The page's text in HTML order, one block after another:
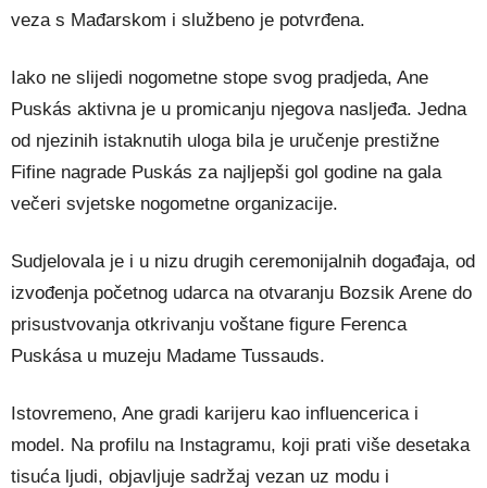
veza s Mađarskom i službeno je potvrđena.
Iako ne slijedi nogometne stope svog pradjeda, Ane
Puskás aktivna je u promicanju njegova nasljeđa. Jedna
od njezinih istaknutih uloga bila je uručenje prestižne
Fifine nagrade Puskás za najljepši gol godine na gala
večeri svjetske nogometne organizacije.
Sudjelovala je i u nizu drugih ceremonijalnih događaja, od
izvođenja početnog udarca na otvaranju Bozsik Arene do
prisustvovanja otkrivanju voštane figure Ferenca
Puskása u muzeju Madame Tussauds.
Istovremeno, Ane gradi karijeru kao influencerica i
model. Na profilu na Instagramu, koji prati više desetaka
tisuća ljudi, objavljuje sadržaj vezan uz modu i